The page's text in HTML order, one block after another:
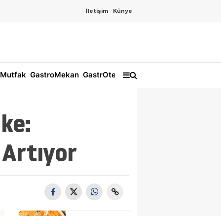
İletişim Künye
GastroMekan GastrOtel